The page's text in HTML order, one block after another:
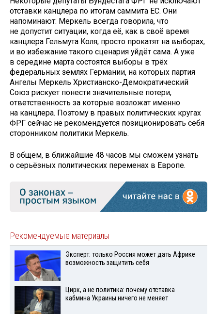
отставки канцлера по итогам саммита ЕС. Они
напоминают: Меркель всегда говорила, что
не допустит ситуации, когда её, как в своё время
канцлера Гельмута Коля, просто прокатят на выборах,
и во избежание такого сценария уйдёт сама. А уже
в середине марта состоятся выборы в трёх
федеральных землях Германии, на которых партия
Ангелы Меркель Христианско-Демократический
Союз рискует понести значительные потери,
ответственность за которые возложат именно
на канцлера. Поэтому в правых политических кругах
ФРГ сейчас не рекомендуется позиционировать себя
сторонником политики Меркель.
В общем, в ближайшие 48 часов мы сможем узнать
о серьёзных политических переменах в Европе.
Рекомендуемые материалы
Эксперт: только Россия может дать Африке
возможность защитить себя
Цирк, а не политика: почему отставка
кабмина Украины ничего не меняет